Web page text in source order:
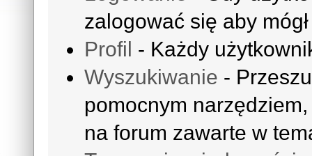
zalogować się aby
Profil - Każdy
Wyszukiwanie -
pomocnym
na forum zawarte w